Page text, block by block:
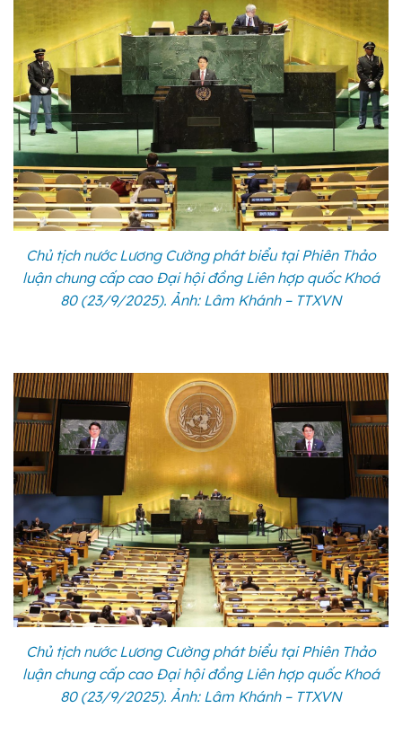
Chủ tịch nước Lương Cường phát biểu tại Phiên Thảo
luận chung cấp cao Đại hội đồng Liên hợp quốc Khoá
80 (23/9/2025). Ảnh: Lâm Khánh – TTXVN
Chủ tịch nước Lương Cường phát biểu tại Phiên Thảo
luận chung cấp cao Đại hội đồng Liên hợp quốc Khoá
80 (23/9/2025). Ảnh: Lâm Khánh – TTXVN